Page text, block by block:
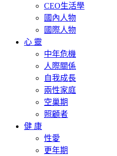
CEO生活學
國內人物
國際人物
心 靈
中年危機
人際關係
自我成長
兩性家庭
空巢期
照顧者
健 康
性愛
更年期